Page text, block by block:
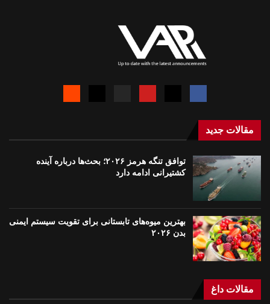
مقالات جدید
توافق تنگه هرمز ۲۰۲۶؛ بحث‌ها درباره آینده
کشتیرانی ادامه دارد
بهترین میوه‌های تابستانی برای تقویت سیستم ایمنی
بدن ۲۰۲۶
مقالات داغ